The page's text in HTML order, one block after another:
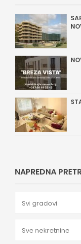
NAPREDNA
Svi gradovi
Sve nekretnine